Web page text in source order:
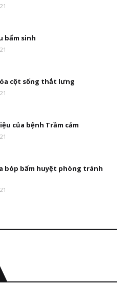
bẩm sinh
cột sống thắt lưng
của bệnh Trầm cảm
bóp bấm huyệt phòng tránh